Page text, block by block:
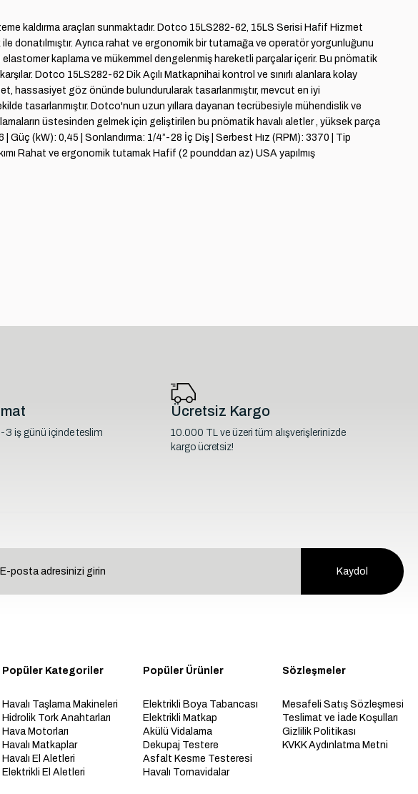
kaldırma araçları sunmaktadır. Dotco 15LS282-62, 15LS Serisi Hafif Hizmet
ile donatılmıştır. Ayrıca rahat ve ergonomik bir tutamağa ve operatör yorgunluğunu
kaplama ve mükemmel dengelenmiş hareketli parçalar içerir. Bu pnömatik
Dotco 15LS282-62 Dik Açılı Matkapnihai kontrol ve sınırlı alanlara kolay
hassasiyet göz önünde bulundurularak tasarlanmıştır, mevcut en iyi
tasarlanmıştır. Dotco'nun uzun yıllara dayanan tecrübesiyle mühendislik ve
üstesinden gelmek için geliştirilen bu pnömatik havalı aletler , yüksek parça
(kW): 0,45 | Sonlandırma: 1/4”-28 İç Diş | Serbest Hız (RPM): 3370 | Tip
Rahat ve ergonomik tutamak Hafif (2 pounddan az) USA yapılmış
3 iş günü içinde teslim
Ücretsiz Kargo
10.000 TL ve üzeri tüm alışverişlerinizde
kargo ücretsiz!
Kaydol
Popüler Kategoriler
Havalı Taşlama Makineleri
Hidrolik Tork Anahtarları
Hava Motorları
Havalı Matkaplar
Havalı El Aletleri
Elektrikli El Aletleri
Popüler Ürünler
Elektrikli Boya Tabancası
Elektrikli Matkap
Akülü Vidalama
Dekupaj Testere
Asfalt Kesme Testeresi
Havalı Tornavidalar
Sözleşmeler
Mesafeli Satış Sözleşmesi
Teslimat ve İade Koşulları
Gizlilik Politikası
KVKK Aydınlatma Metni